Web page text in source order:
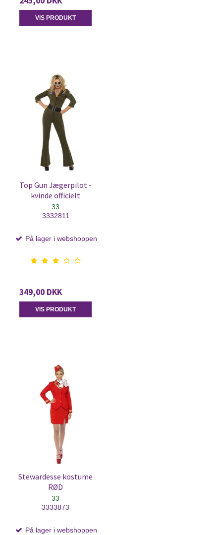
VIS PRODUKT
Top Gun Jægerpilot -
kvinde officielt
33
3332811
På lager i webshoppen
349,00 DKK
VIS PRODUKT
Stewardesse kostume
RØD
33
3333873
På lager i webshoppen